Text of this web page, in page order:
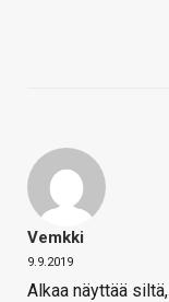
Vemkki
9.9.2019
Alkaa näyttää